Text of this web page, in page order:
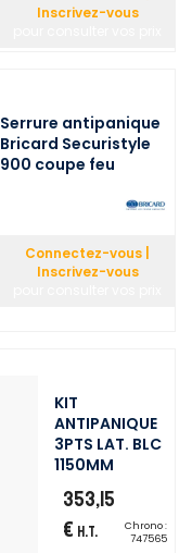
Inscrivez-vous
Serrure antipanique
Bricard Securistyle
900 coupe feu
Connectez-vous |
Inscrivez-vous
KIT
ANTIPANIQUE
3PTS LAT. BLC
1150MM
353,15
€ H.T.
Chrono :
747565